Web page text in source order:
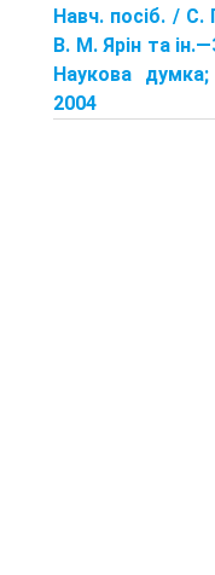
Навч. посіб. /
В. М. Ярін та
Наукова
2004